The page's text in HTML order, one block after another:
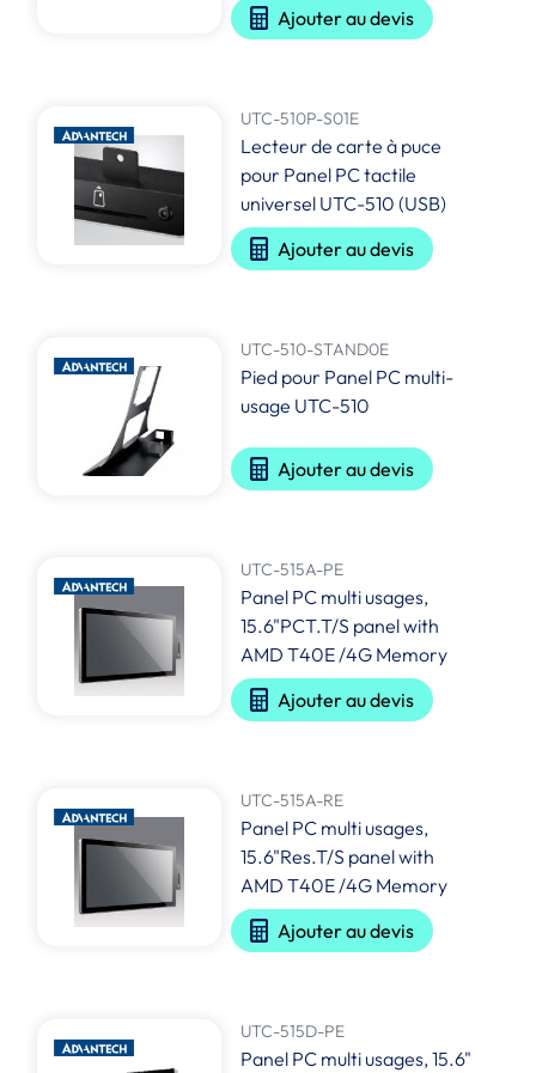
Ajouter au devis
UTC-510P-S01E
Lecteur de carte à puce
pour Panel PC tactile
universel UTC-510 (USB)
Ajouter au devis
UTC-510-STAND0E
Pied pour Panel PC multi-
usage UTC-510
Ajouter au devis
UTC-515A-PE
Panel PC multi usages,
15.6"PCT.T/S panel with
AMD T40E /4G Memory
Ajouter au devis
UTC-515A-RE
Panel PC multi usages,
15.6"Res.T/S panel with
AMD T40E /4G Memory
Ajouter au devis
UTC-515D-PE
Panel PC multi usages, 15.6"